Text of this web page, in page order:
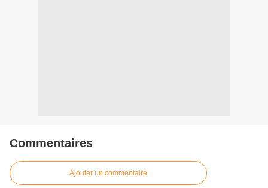
Commentaires
Ajouter un commentaire